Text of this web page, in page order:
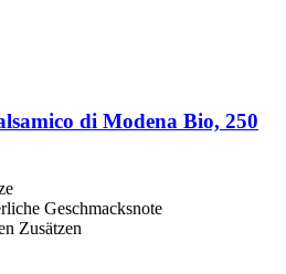
di Modena Bio, 250
Geschmacksnote
Zusätzen